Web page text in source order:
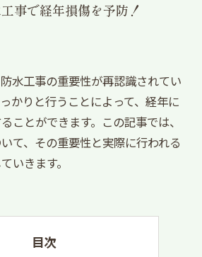
事で経年損傷を予防！
水工事の重要性が再認識されてい
かりと行うことによって、経年に
ことができます。この記事では、
て、その重要性と実際に行われる
いきます。
目次